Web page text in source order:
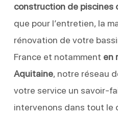
construction de piscines
que pour l’entretien, la
rénovation de votre
France et notamment en
Aquitaine, notre réseau
votre service un savoir-
intervenons dans tout le